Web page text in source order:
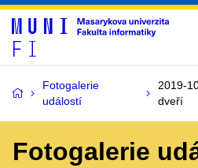
Fotogalerie
událostí
2019-
dveří
Fotogalerie